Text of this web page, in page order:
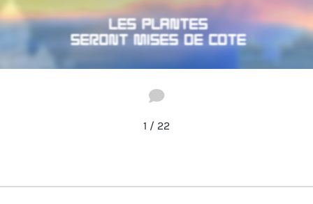
1 / 22